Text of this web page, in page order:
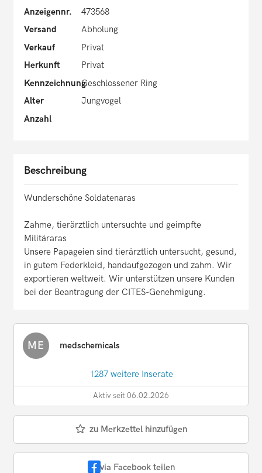
Anzeigennr.
473568
Versand
Abholung
Verkauf
Privat
Herkunft
Privat
KennzeichnungGeschlossener Ring
Alter
Jungvogel
Anzahl
Beschreibung
Wunderschöne Soldatenaras
Zahme, tierärztlich untersuchte und geimpfte
Militäraras
Unsere Papageien sind tierärztlich untersucht, gesund,
in gutem Federkleid, handaufgezogen und zahm. Wir
exportieren weltweit. Wir unterstützen unsere Kunden
bei der Beantragung der CITES-Genehmigung.
ME medschemicals
1287 weitere Inserate
Aktiv seit 06.02.2026
zu Merkzettel hinzufügen
via Facebook teilen